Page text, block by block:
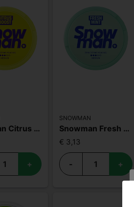
Snowman Citrus Boost 9mg
+
SNOWMAN
Snowman Fresh Mint 9mg
€ 3,13
- +